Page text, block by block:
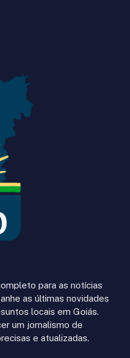
para as notícias
as últimas novidades
locais em Goiás.
um jornalismo de
e atualizadas.